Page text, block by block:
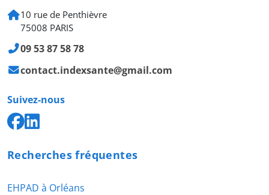
10 rue de Penthièvre
75008 PARIS
09 53 87 58 78
contact.indexsante@gmail.com
Suivez-nous
Recherches fréquentes
EHPAD à Orléans